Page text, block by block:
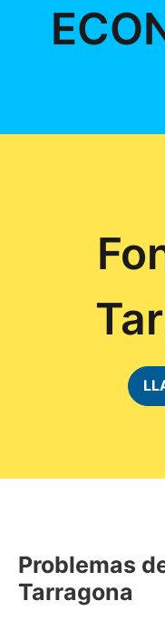
Problemas
Tarragona